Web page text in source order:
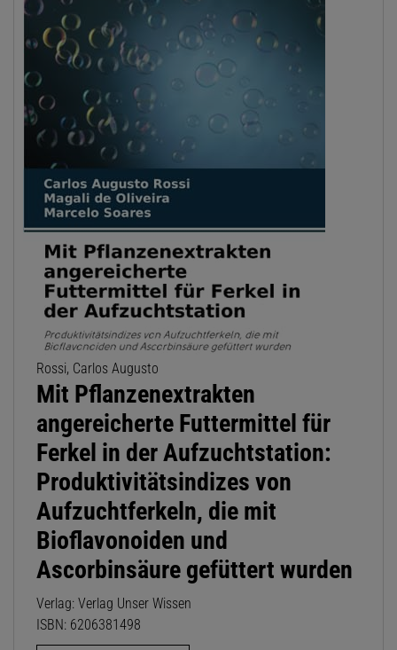
Rossi, Carlos Augusto
Mit Pflanzenextrakten
angereicherte Futtermittel für
Ferkel in der Aufzuchtstation:
Produktivitätsindizes von
Aufzuchtferkeln, die mit
Bioflavonoiden und
Ascorbinsäure gefüttert wurden
Verlag: Verlag Unser Wissen
ISBN: 6206381498